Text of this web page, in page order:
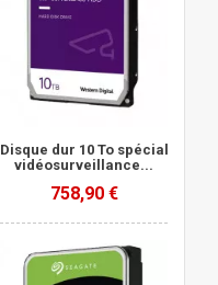
Disque dur 10 To spécial
vidéosurveillance...
758,90 €